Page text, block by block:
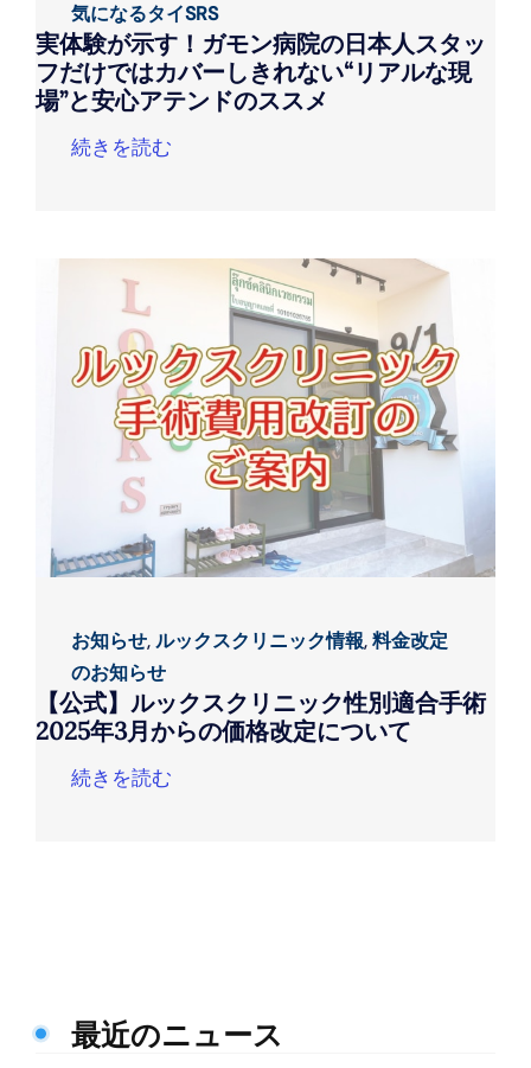
気になるタイSRS
実体験が示す！ガモン病院の日本人スタッ
フだけではカバーしきれない“リアルな現
場”と安心アテンドのススメ
続きを読む
お知らせ,ルックスクリニック情報,料金改定
のお知らせ
【公式】ルックスクリニック性別適合手術
2025年3月からの価格改定について
続きを読む
最近のニュース